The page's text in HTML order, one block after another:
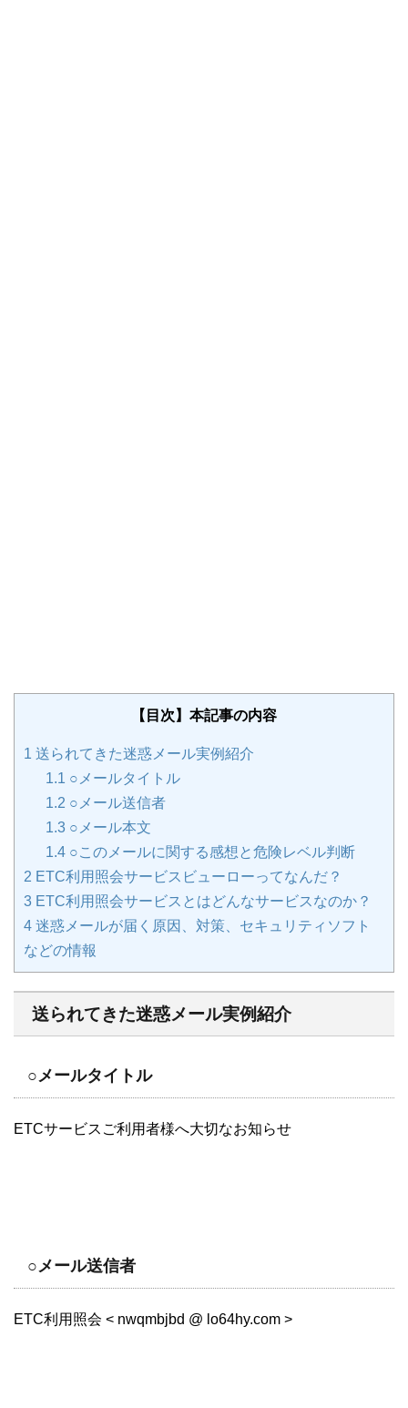
【目次】本記事の内容
1 送られてきた迷惑メール実例紹介
1.1 ○メールタイトル
1.2 ○メール送信者
1.3 ○メール本文
1.4 ○このメールに関する感想と危険レベル判断
2 ETC利用照会サービスビューローってなんだ？
3 ETC利用照会サービスとはどんなサービスなのか？
4 迷惑メールが届く原因、対策、セキュリティソフト
などの情報
送られてきた迷惑メール実例紹介
○メールタイトル
ETCサービスご利用者様へ大切なお知らせ
○メール送信者
ETC利用照会 < nwqmbjbd @ lo64hy.com >